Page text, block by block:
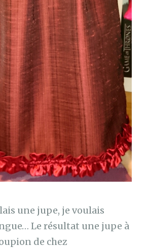
une jupe, je voulais
Le résultat une jupe à
de chez